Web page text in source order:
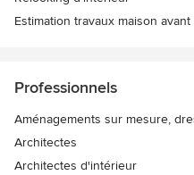
Estimation travaux maison avant
Professionnels
Aménagements sur mesure,
Architectes
Architectes d'intérieur